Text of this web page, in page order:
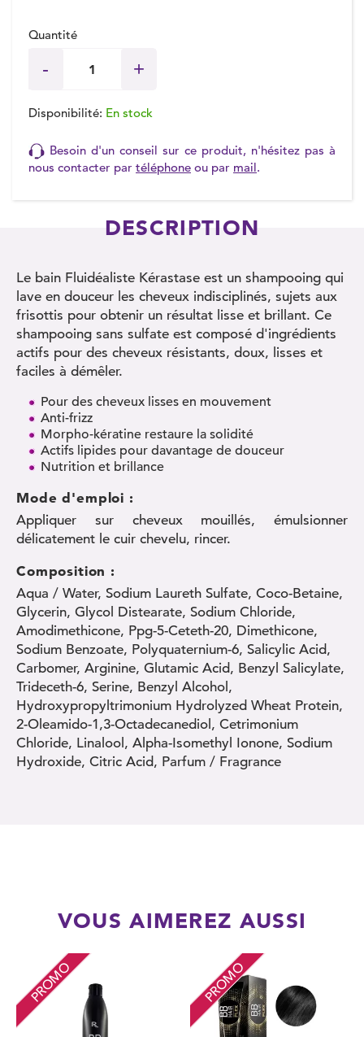
Quantité
Disponibilité: En stock
Besoin d'un conseil sur ce produit, n'hésitez pas à
nous contacter par téléphone ou par mail.
DESCRIPTION
Le bain Fluidéaliste Kérastase est un shampooing qui
lave en douceur les cheveux indisciplinés, sujets aux
frisottis pour obtenir un résultat lisse et brillant. Ce
shampooing sans sulfate est composé d'ingrédients
actifs pour des cheveux résistants, doux, lisses et
faciles à démêler.
Pour des cheveux lisses en mouvement
Anti-frizz
Morpho-kératine restaure la solidité
Actifs lipides pour davantage de douceur
Nutrition et brillance
Mode d'emploi :
Appliquer sur cheveux mouillés, émulsionner
délicatement le cuir chevelu, rincer.
Composition :
Aqua / Water, Sodium Laureth Sulfate, Coco-Betaine,
Glycerin, Glycol Distearate, Sodium Chloride,
Amodimethicone, Ppg-5-Ceteth-20, Dimethicone,
Sodium Benzoate, Polyquaternium-6, Salicylic Acid,
Carbomer, Arginine, Glutamic Acid, Benzyl Salicylate,
Trideceth-6, Serine, Benzyl Alcohol,
Hydroxypropyltrimonium Hydrolyzed Wheat Protein,
2-Oleamido-1,3-Octadecanediol, Cetrimonium
Chloride, Linalool, Alpha-Isomethyl Ionone, Sodium
Hydroxide, Citric Acid, Parfum / Fragrance
VOUS AIMEREZ AUSSI
PROMO PROMO